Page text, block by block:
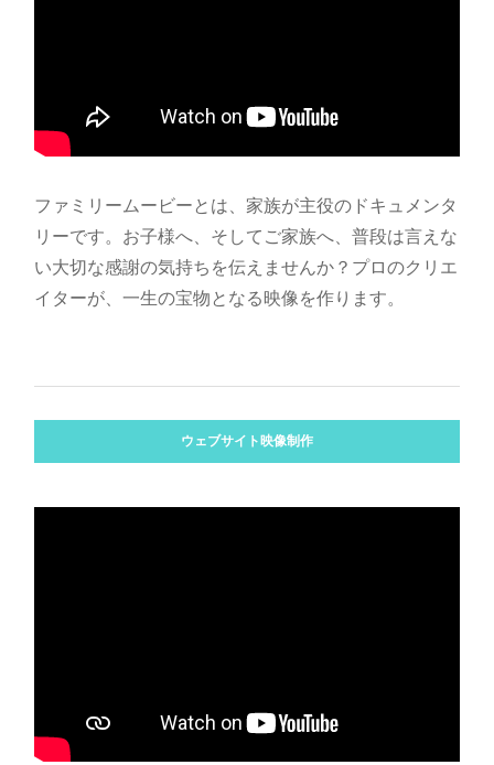
ファミリームービーとは、家族が主役のドキュメンタ
リーです。お子様へ、そしてご家族へ、普段は言えな
い大切な感謝の気持ちを伝えませんか？プロのクリエ
イターが、一生の宝物となる映像を作ります。
ウェブサイト映像制作